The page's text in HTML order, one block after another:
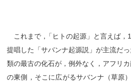
これまで ， 「ヒトの起源」と言えば
提唱した「サバンナ起源説」が主流だ
類の最古の化石が，例外なく，アフリ
の東側，そこに広がるサバンナ（草原